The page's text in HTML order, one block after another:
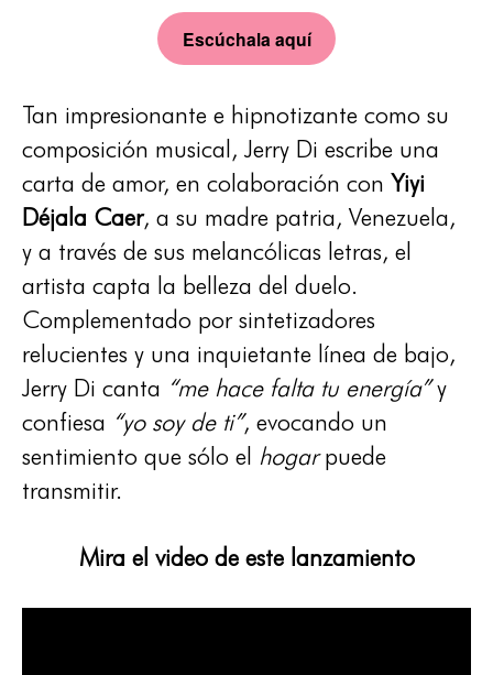
Escúchala aquí
Tan impresionante e hipnotizante como su
composición musical, Jerry Di escribe una
carta de amor, en colaboración con Yiyi
Déjala Caer, a su madre patria, Venezuela,
y a través de sus melancólicas letras, el
artista capta la belleza del duelo.
Complementado por sintetizadores
relucientes y una inquietante línea de bajo,
Jerry Di canta “me hace falta tu energía”y
confiesa “yo soy de ti”, evocando un
sentimiento que sólo el hogarpuede
transmitir.
Mira el video de este lanzamiento